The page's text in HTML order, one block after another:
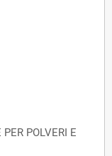
POLVERI E